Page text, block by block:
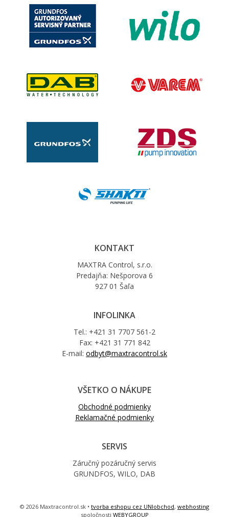
KONTAKT
MAXTRA Control, s.r.o.
Predajňa: Nešporova 6
927 01 Šaľa
INFOLINKA
Tel.: +421 31 7707 561-2
Fax: +421 31 771 842
E-mail: odbyt@maxtracontrol.sk
VŠETKO O NÁKUPE
Obchodné podmienky
Reklamačné podmienky
SERVIS
Záručný pozáručný servis
GRUNDFOS, WILO, DAB
© 2026 Maxtracontrol.sk • tvorba eshopu cez UNIobchod, webhosting
spoločnosti WEBYGROUP